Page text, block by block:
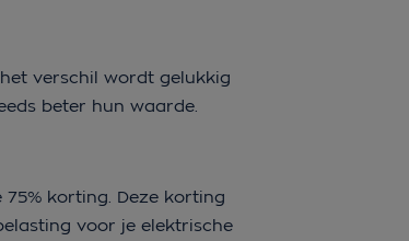
verschil wordt gelukkig
beter hun waarde.
korting. Deze korting
voor je elektrische